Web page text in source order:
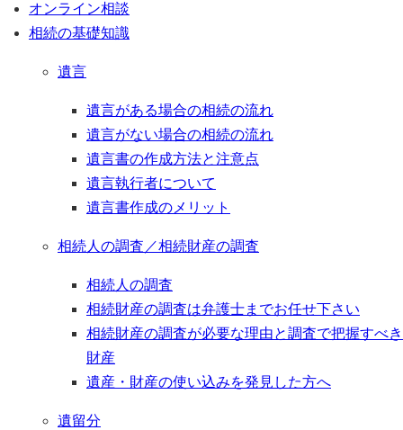
オンライン相談
相続の基礎知識
遺言
遺言がある場合の相続の流れ
遺言がない場合の相続の流れ
遺言書の作成方法と注意点
遺言執行者について
遺言書作成のメリット
相続人の調査／相続財産の調査
相続人の調査
相続財産の調査は弁護士までお任せ下さい
相続財産の調査が必要な理由と調査で把握すべき
財産
遺産・財産の使い込みを発見した方へ
遺留分